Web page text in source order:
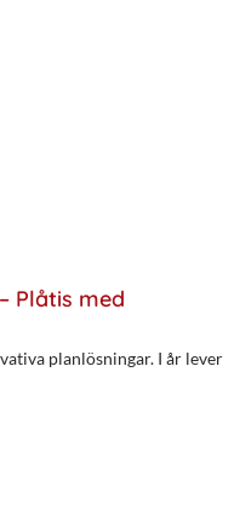
Plåtis med
planlösningar. I år lever